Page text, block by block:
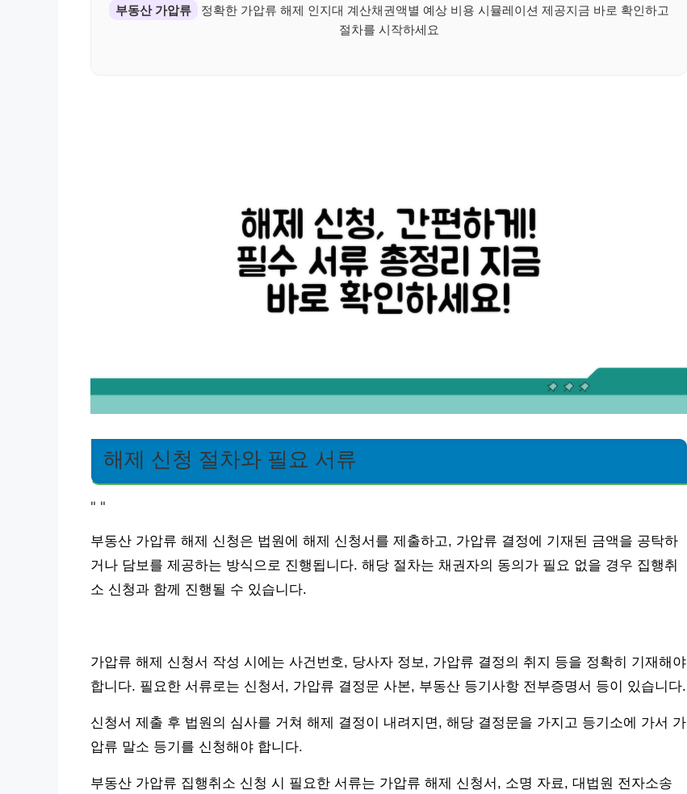
부동산 가압류
정확한 가압류 해제 인지대 계산채권액별 예상 비용 시뮬레이션 제공지금 바로 확인하고
절차를 시작하세요
해제 신청 절차와 필요 서류
" "
부동산 가압류 해제 신청은 법원에 해제 신청서를 제출하고, 가압류 결정에 기재된 금액을 공탁하
거나 담보를 제공하는 방식으로 진행됩니다. 해당 절차는 채권자의 동의가 필요 없을 경우 집행취
소 신청과 함께 진행될 수 있습니다.
가압류 해제 신청서 작성 시에는 사건번호, 당사자 정보, 가압류 결정의 취지 등을 정확히 기재해야
합니다. 필요한 서류로는 신청서, 가압류 결정문 사본, 부동산 등기사항 전부증명서 등이 있습니다.
신청서 제출 후 법원의 심사를 거쳐 해제 결정이 내려지면, 해당 결정문을 가지고 등기소에 가서 가
압류 말소 등기를 신청해야 합니다.
부동산 가압류 집행취소 신청 시 필요한 서류는 가압류 해제 신청서, 소명 자료, 대법원 전자소송